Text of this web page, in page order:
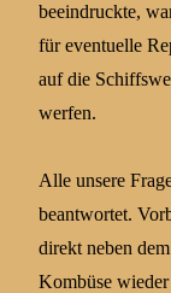
beeindruckte,
für eventuelle
auf die
werfen.
Alle unsere
beantwortet.
direkt neben
Kombüse